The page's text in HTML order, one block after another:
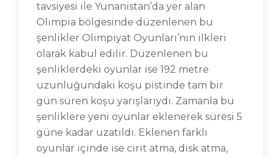
tavsiyesi ile Yunanistan’da yer alan
Olimpia bölgesinde düzenlenen bu
şenlikler Olimpiyat Oyunları’nın ilkleri
olarak kabul edilir. Düzenlenen bu
şenliklerdeki oyunlar ise 192 metre
uzunluğundaki koşu pistinde tam bir
gün süren koşu yarışlarıydı. Zamanla bu
şenliklere yeni oyunlar eklenerek süresi 5
güne kadar uzatıldı. Eklenen farklı
oyunlar içinde ise cirit atma, disk atma,